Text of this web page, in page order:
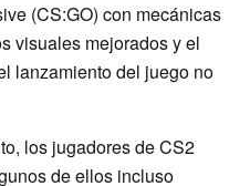
(CS:GO) con mecánicas
visuales mejorados y el
lanzamiento del juego no
los jugadores de CS2
de ellos incluso